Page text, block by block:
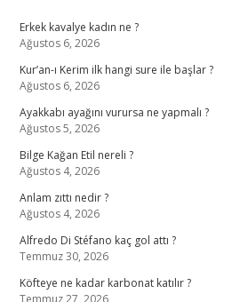
Erkek kavalye kadın ne ?
Ağustos 6, 2026
Kur’an-ı Kerim ilk hangi sure ile başlar ?
Ağustos 6, 2026
Ayakkabı ayağını vurursa ne yapmalı ?
Ağustos 5, 2026
Bilge Kağan Etil nereli ?
Ağustos 4, 2026
Anlam zıttı nedir ?
Ağustos 4, 2026
Alfredo Di Stéfano kaç gol attı ?
Temmuz 30, 2026
Köfteye ne kadar karbonat katılır ?
Temmuz 27, 2026